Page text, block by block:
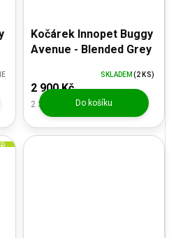
Kočárek Innopet Buggy
Avenue - Blended Grey
2 396,69 Kč bez DPH
2 900 Kč
SKLADEM (2 KS)
Do košíku
Z